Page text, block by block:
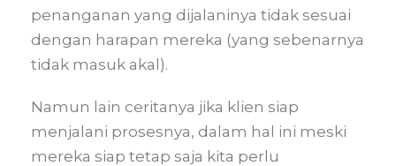
penanganan yang dijalaninya tidak sesuai
dengan harapan mereka (yang sebenarnya
tidak masuk akal).
Namun lain ceritanya jika klien siap
menjalani prosesnya, dalam hal ini meski
mereka siap tetap saja kita perlu